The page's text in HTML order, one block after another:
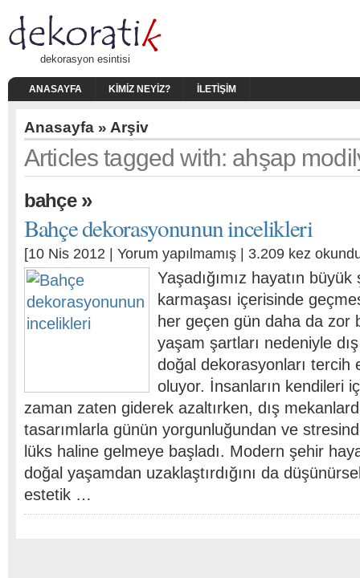
dekorasyon esintisi
ANASAYFA KIMIZ NEYIZ? İLETIŞIM
Anasayfa » Arşiv
Articles tagged with: ahşap
bahçe»
Bahçe dekorasyonunun incelikleri
[10 Nis 2012 | Yorum yapılmamış | 3.209 kez
Yaşadığımız hayatın
karmaşası içerisinde
her geçen gün daha da zor
yaşam şartları nedeniyle
doğal dekorasyonları tercih
oluyor. İnsanların kendileri
zaman zaten giderek azaltırken, dış
tasarımlarla günün yorgunluğundan ve
lüks haline gelmeye başladı. Modern şehir
doğal yaşamdan uzaklaştırdığını da
estetik …